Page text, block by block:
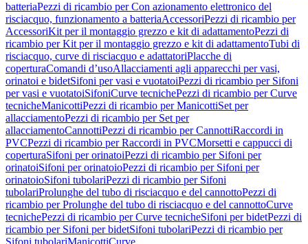
batteriaPezzi di ricambio per Con azionamento elettronico del
risciacquo, funzionamento a batteriaAccessoriPezzi di ricambio per
AccessoriKit per il montaggio grezzo e kit di adattamentoPezzi di
ricambio per Kit per il montaggio grezzo e kit di adattamentoTubi di
risciacquo, curve di risciacquo e adattatoriPlacche di
coperturaComandi d’usoAllacciamenti agli apparecchi per vasi,
orinatoi e bidetSifoni per vasi e vuotatoiPezzi di ricambio per Sifoni
per vasi e vuotatoiSifoniCurve tecnichePezzi di ricambio per Curve
tecnicheManicottiPezzi di ricambio per ManicottiSet per
allacciamentoPezzi di ricambio per Set per
allacciamentoCannottiPezzi di ricambio per CannottiRaccordi in
PVCPezzi di ricambio per Raccordi in PVCMorsetti e cappucci di
coperturaSifoni per orinatoiPezzi di ricambio per Sifoni per
orinatoiSifoni per orinatoioPezzi di ricambio per Sifoni per
orinatoioSifoni tubolariPezzi di ricambio per Sifoni
tubolariProlunghe del tubo di risciacquo e del cannottoPezzi di
ricambio per Prolunghe del tubo di risciacquo e del cannottoCurve
tecnichePezzi di ricambio per Curve tecnicheSifoni per bidetPezzi di
ricambio per Sifoni per bidetSifoni tubolariPezzi di ricambio per
Sifoni tubolariManicottiCurve